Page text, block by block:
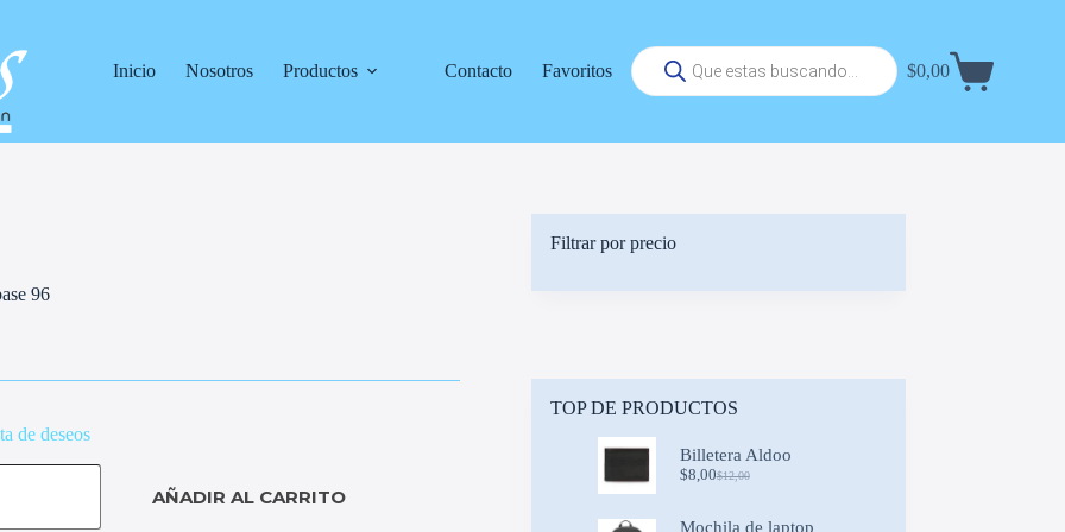
Inicio
Nosotros Productos Contacto Favoritos
Búsqueda
de
productos
Carrito
$0,00
96
de deseos
AÑADIR AL CARRITO
Filtrar por precio
TOP DE PRODUCTOS
Billetera Aldoo
$12,00
Original
was:
$8,00Current
is:
Mochila de laptop